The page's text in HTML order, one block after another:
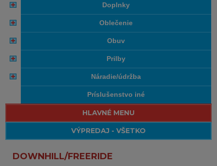
doplnky
oblečenie
obuv
prilby
náradie/údržba
príslušenstvo iné
HLAVNÉ MENU
VÝPREDAJ - VŠETKO
DOWNHILL/FREERIDE